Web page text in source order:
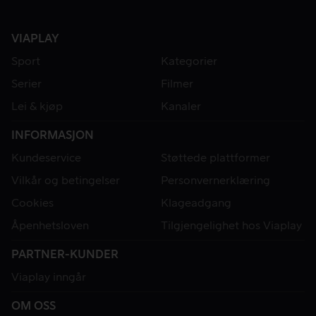
VIAPLAY
Sport
Kategorier
Serier
Filmer
Lei & kjøp
Kanaler
INFORMASJON
Kundeservice
Støttede plattformer
Vilkår og betingelser
Personvernerklæring
Cookies
Klageadgang
Åpenhetsloven
Tilgjengelighet hos Viaplay
PARTNER-KUNDER
Viaplay inngår
OM OSS